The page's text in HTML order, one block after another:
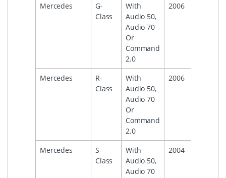
Mercedes
G-
Class
With
Audio 50,
Audio 70
Or
Command
2.0
2006
Mercedes
R-
Class
With
Audio 50,
Audio 70
Or
Command
2.0
2006
Mercedes
S-
Class
With
Audio 50,
Audio 70
2004